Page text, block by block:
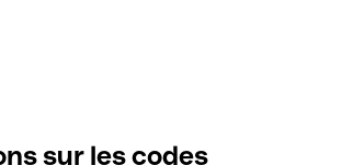
sur les codes